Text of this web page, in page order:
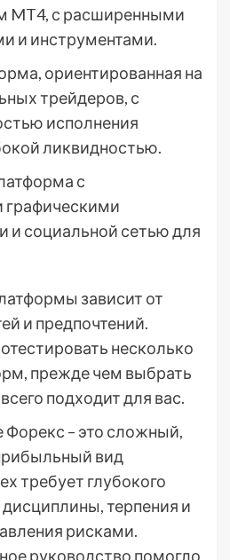
MT4, с расширенными
и инструментами.
ориентированная на
трейдеров, с
исполнения
ликвидностью.
с
и социальной сетью для
зависит от
и предпочтений.
несколько
прежде чем выбрать
подходит для вас.
Форекс – это сложный,
вид
требует глубокого
терпения и
рисками.
руководство помогло